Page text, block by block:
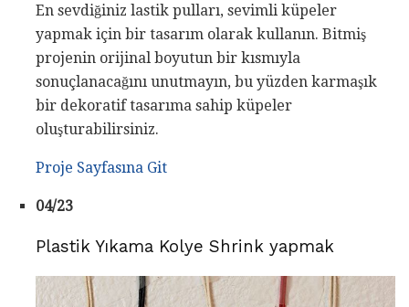
En sevdiğiniz lastik pulları, sevimli küpeler
yapmak için bir tasarım olarak kullanın. Bitmiş
projenin orijinal boyutun bir kısmıyla
sonuçlanacağını unutmayın, bu yüzden karmaşık
bir dekoratif tasarıma sahip küpeler
oluşturabilirsiniz.
Proje Sayfasına Git
04/23
Plastik Yıkama Kolye Shrink yapmak